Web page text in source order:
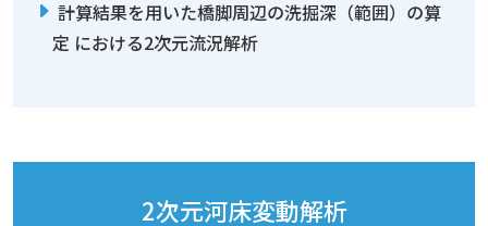
計算結果を用いた橋脚周辺の洗掘深（範囲）の算
定 における2次元流況解析
2次元河床変動解析